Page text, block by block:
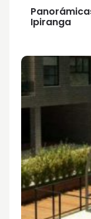
Ipiranga